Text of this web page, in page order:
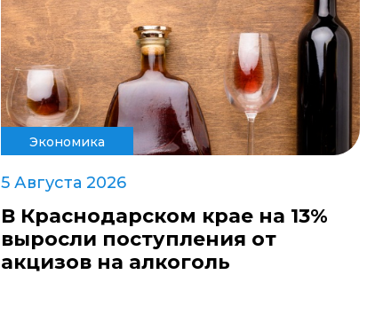
Экономика
5 Августа 2026
В Краснодарском крае на 13%
выросли поступления от
акцизов на алкоголь